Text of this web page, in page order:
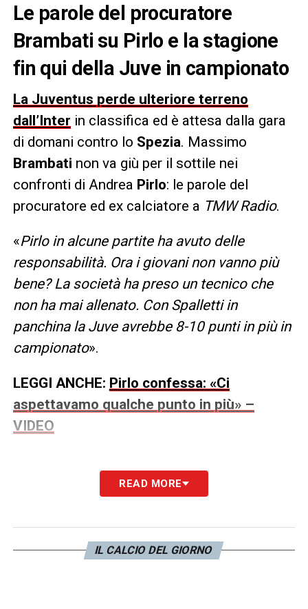
Le parole del procuratore
Brambati su Pirlo e la stagione
fin qui della Juve in campionato
La Juventus perde ulteriore terreno
dall’Inter in classifica ed è attesa dalla gara
di domani contro lo Spezia. Massimo
Brambati non va giù per il sottile nei
confronti di Andrea Pirlo: le parole del
procuratore ed ex calciatore a TMW Radio.
«Pirlo in alcune partite ha avuto delle
responsabilità. Ora i giovani non vanno più
bene? La società ha preso un tecnico che
non ha mai allenato. Con Spalletti in
panchina la Juve avrebbe 8-10 punti in più in
campionato».
LEGGI ANCHE: Pirlo confessa: «Ci
aspettavamo qualche punto in più» –
VIDEO
READ MORE
IL CALCIO DEL GIORNO